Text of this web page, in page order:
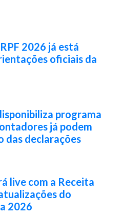
2026 já está
oficiais da
programa
já podem
das declarações
live com a Receita
do
2026